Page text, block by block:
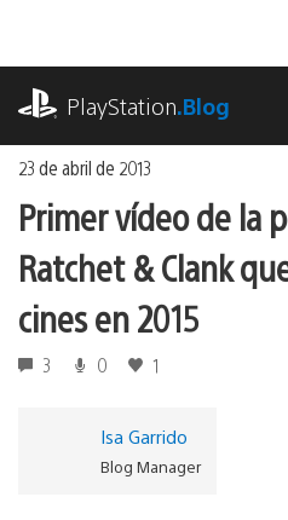
contenido
PlayStation.Blog
23 de abril de 2013
Primer vídeo de la
Ratchet & Clank
cines en 2015
3 0 1
Isa Garrido
Blog Manager